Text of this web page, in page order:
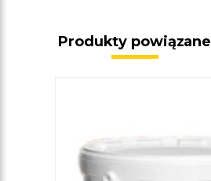
Produkty powiązane